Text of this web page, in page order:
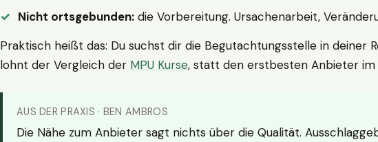
Nicht ortsgebunden: die Vorbereitung. Ursachenarbeit,
Praktisch heißt das: Du suchst dir die Begutachtungsstelle in deiner
lohnt der Vergleich der MPU Kurse, statt den erstbesten Anbieter im
AUS DER PRAXIS · BEN AMBROS
Die Nähe zum Anbieter sagt nichts über die Qualität.